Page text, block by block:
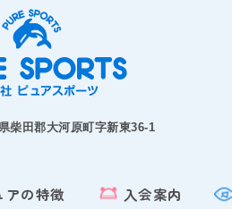
柴田郡大河原町字新東36-1
アの特徴 入会案内